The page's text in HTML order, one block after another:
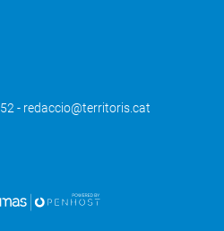
- redaccio@territoris.cat